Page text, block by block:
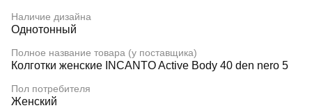
Наличие дизайна
Однотонный
Полное название товара (у поставщика)
Колготки женские INCANTO Active Body 40 den nero 5
Пол потребителя
Женский